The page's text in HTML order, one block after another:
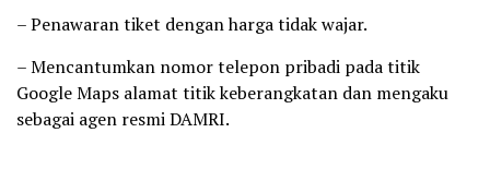
– ⁠Penawaran tiket dengan harga tidak wajar.
– ⁠Mencantumkan nomor telepon pribadi pada titik
Google Maps alamat titik keberangkatan dan mengaku
sebagai agen resmi DAMRI. ⁠